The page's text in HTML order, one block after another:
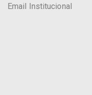
Email Institucional